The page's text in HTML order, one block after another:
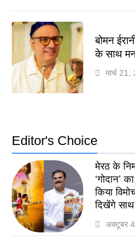
बोमन
के साथ
मार्च
Editor's Choice
मेरठ के
‘गोदान’
किया
दिखेंगे साथ
अक्टूबर